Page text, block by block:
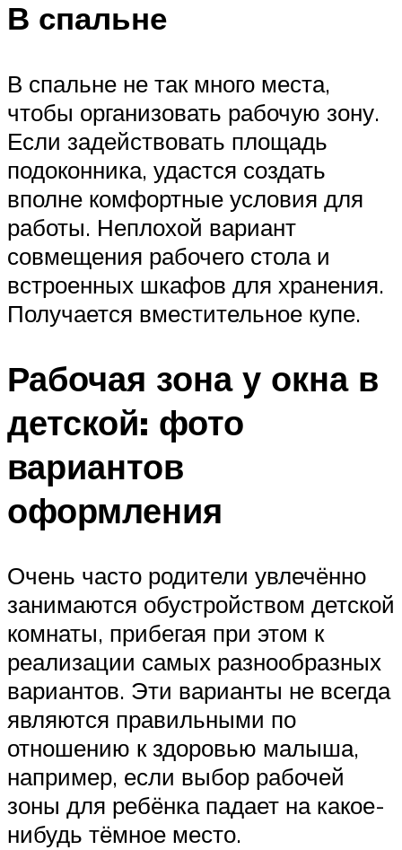
В спальне
В спальне не так много места,
чтобы организовать рабочую зону.
Если задействовать площадь
подоконника, удастся создать
вполне комфортные условия для
работы. Неплохой вариант
совмещения рабочего стола и
встроенных шкафов для хранения.
Получается вместительное купе.
Рабочая зона у окна в
детской: фото
вариантов
оформления
Очень часто родители увлечённо
занимаются обустройством детской
комнаты, прибегая при этом к
реализации самых разнообразных
вариантов. Эти варианты не всегда
являются правильными по
отношению к здоровью малыша,
например, если выбор рабочей
зоны для ребёнка падает на какое-
нибудь тёмное место.